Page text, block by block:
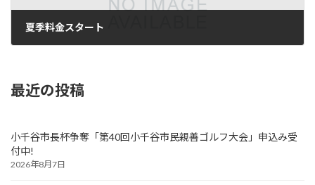
夏季料金スタート
最近の投稿
小千谷市長杯争奪「第40回小千谷市民親善ゴルフ大会」申込み受
付中!
2026年8月7日